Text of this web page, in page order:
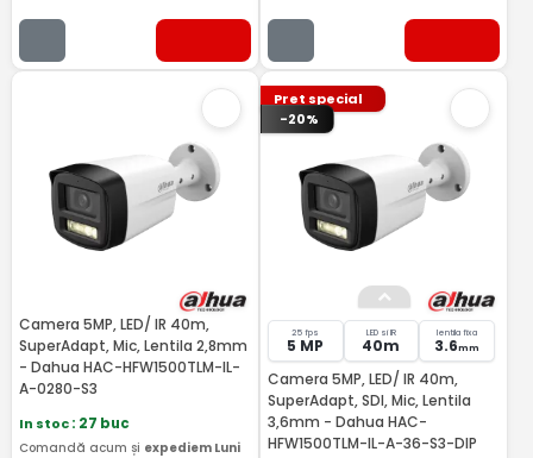
Camera 5MP, LED/ IR 40m,
SuperAdapt, Mic, Lentila 2,8mm
- Dahua HAC-HFW1500TLM-IL-
A-0280-S3
In stoc: 27 buc
Comandă acum și expediem Luni
Pret special
-20%
25 fps
5 MP
LED si IR
40m
lentila fixa
3.6mm
Camera 5MP, LED/ IR 40m,
SuperAdapt, SDI, Mic, Lentila
3,6mm - Dahua HAC-
HFW1500TLM-IL-A-36-S3-DIP